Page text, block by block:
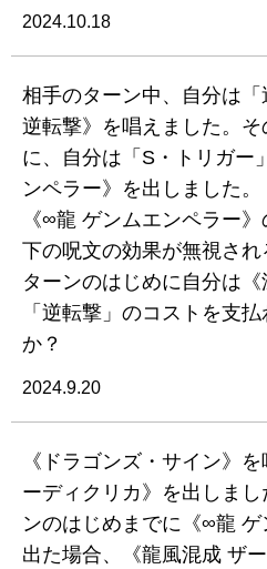
2024.10.18
相手のターン中、自分は
逆転撃》を唱えました。
に、自分は「S・トリガー
ンペラー》を出しました。
《∞龍 ゲンムエンペラー
下の呪文の効果が無視さ
ターンのはじめに自分は
「逆転撃」のコストを支
か？
2024.9.20
《ドラゴンズ・サイン》
ーディクリカ》を出しま
ンのはじめまでに《∞龍
出た場合、《龍風混成 ザ